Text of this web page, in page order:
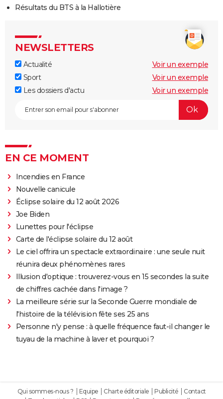
Résultats du BTS à la Hallotière
NEWSLETTERS
Actualité
Voir un exemple
Sport
Voir un exemple
Les dossiers d'actu
Voir un exemple
EN CE MOMENT
Incendies en France
Nouvelle canicule
Éclipse solaire du 12 août 2026
Joe Biden
Lunettes pour l'éclipse
Carte de l'éclipse solaire du 12 août
Le ciel offrira un spectacle extraordinaire : une seule nuit
réunira deux phénomènes rares
Illusion d'optique : trouverez-vous en 15 secondes la suite
de chiffres cachée dans l'image ?
La meilleure série sur la Seconde Guerre mondiale de
l'histoire de la télévision fête ses 25 ans
Personne n'y pense : à quelle fréquence faut-il changer le
tuyau de la machine à laver et pourquoi ?
Qui sommes-nous ? Equipe Charte éditoriale Publicité
Contact